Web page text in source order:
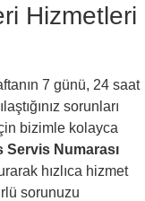
Hizmetleri
7 günü, 24 saat
sorunları
bizimle kolayca
Servis Numarası
hızlıca hizmet
sorunuzu